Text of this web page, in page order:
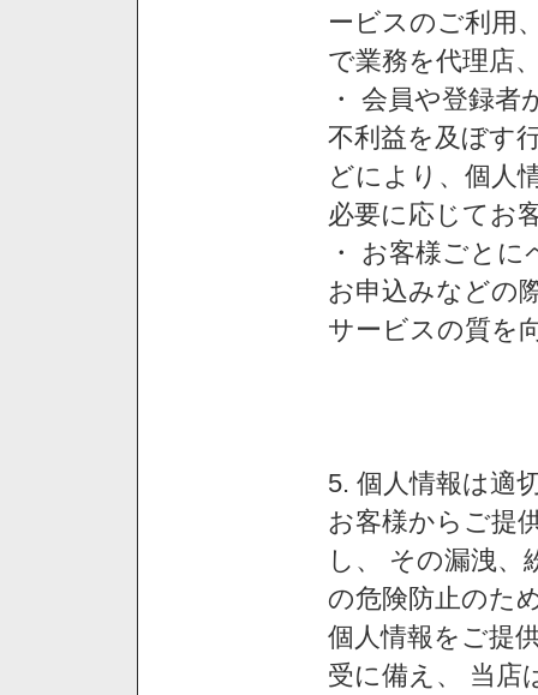
ービスのご利用
で業務を代理店
・ 会員や登録
不利益を及ぼす
どにより、個人
必要に応じてお
・ お客様ごと
お申込みなどの
サービスの質を
5. 個人情報は適
お客様からご提
し、 その漏洩、
の危険防止のた
個人情報をご提
受に備え、 当店